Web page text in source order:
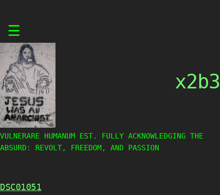
content
☰
x2b3
VULNERARE HUMANUM EST. FULLY ACKNOWLEDGING THE
ABSURD: REVOLT, FREEDOM, AND PASSION
DSC01051